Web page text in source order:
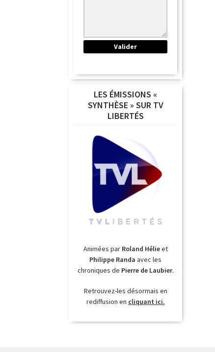
LES ÉMISSIONS «
SYNTHÈSE » SUR TV
LIBERTÉS
Animées par Roland Hélieet
Philippe Randa avec les
chroniques de Pierre de Laubier.
Retrouvez-les désormais en
rediffusion en cliquant ici.